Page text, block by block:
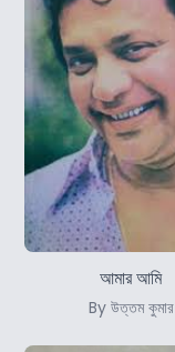
আমার আমি
By উত্তম কুমার